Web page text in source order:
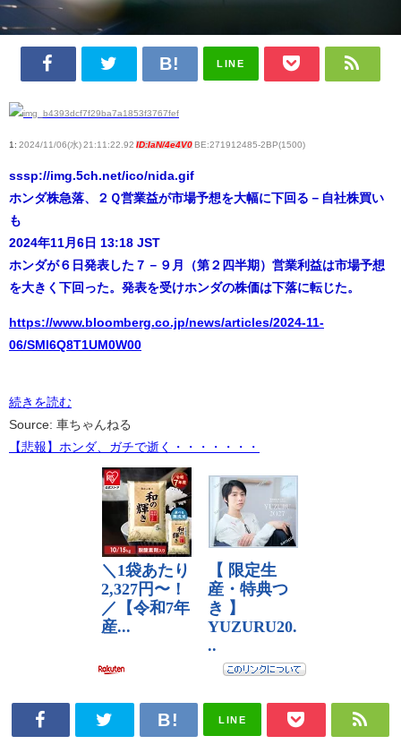
LINE
1: 2024/11/06(水) 21:11:22.92 ID:IaN/4e4V0 BE:271912485-2BP(1500)
sssp://img.5ch.net/ico/nida.gif
ホンダ株急落、２Ｑ営業益が市場予想を大幅に下回る－自社株買い
も
2024年11月6日 13:18 JST
ホンダが６日発表した７－９月（第２四半期）営業利益は市場予想
を大きく下回った。発表を受けホンダの株価は下落に転じた。
https://www.bloomberg.co.jp/news/articles/2024-11-
06/SMI6Q8T1UM0W00
続きを読む
Source: 車ちゃんねる
【悲報】ホンダ、ガチで逝く・・・・・・・
LINE